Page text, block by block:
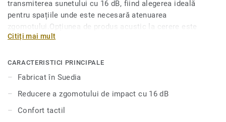
transmiterea sunetului cu 16 dB, fiind alegerea ideală
pentru spațiile unde este necesară atenuarea
zgomotului.Opțiunea de produs acustic la cerere este
disponibilă pentru toate cele 55 de nuanțe ale iQ Optimas
clasice.Conceput pentru zone cu trafic intens în instituții
educaționale și unități de sănătate, este extrem de durabil
durabilitate și ușurință în întreținere ca și versiunea
compactă.
Citiți mai mult
CARACTERISTICI PRINCIPALE
Fabricat în Suedia
Reducere a zgomotului de impact cu 16 dB
Confort tactil